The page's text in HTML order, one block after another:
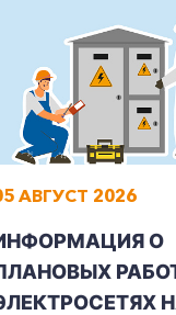
АВГУСТ 2026
О